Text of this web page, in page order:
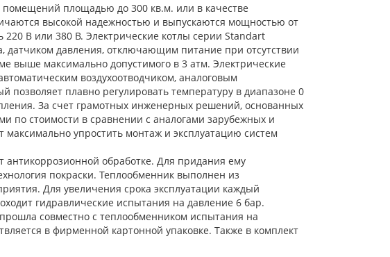
помещений площадью до 300 кв.м. или в качестве
высокой надежностью и выпускаются мощностью от
В или 380 В. Электрические котлы серии Standart
датчиком давления, отключающим питание при отсутствии
выше максимально допустимого в 3 атм. Электрические
воздухоотводчиком, аналоговым
плавно регулировать температуру в диапазоне 0
За счет грамотных инженерных решений, основанных
по стоимости в сравнении с аналогами зарубежных и
максимально упростить монтаж и эксплуатацию систем
антикоррозионной обработке. Для придания ему
покраски. Теплообменник выполнен из
Для увеличения срока эксплуатации каждый
гидравлические испытания на давление 6 бар.
совместно с теплообменником испытания на
в фирменной картонной упаковке. Также в комплект